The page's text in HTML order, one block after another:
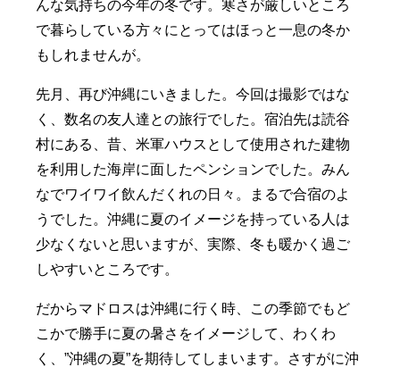
んな気持ちの今年の冬です。寒さが厳しいところ
で暮らしている方々にとってはほっと一息の冬か
もしれませんが。
先月、再び沖縄にいきました。今回は撮影ではな
く、数名の友人達との旅行でした。宿泊先は読谷
村にある、昔、米軍ハウスとして使用された建物
を利用した海岸に面したペンションでした。みん
なでワイワイ飲んだくれの日々。まるで合宿のよ
うでした。沖縄に夏のイメージを持っている人は
少なくないと思いますが、実際、冬も暖かく過ご
しやすいところです。
だからマドロスは沖縄に行く時、この季節でもど
こかで勝手に夏の暑さをイメージして、わくわ
く、”沖縄の夏”を期待してしまいます。さすがに沖